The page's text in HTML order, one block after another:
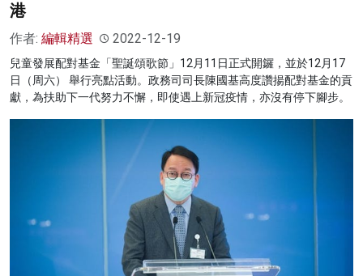
港
作者: 編輯精選 2022-12-19
兒童發展配對基金「聖誕頌歌節」12月11日正式開鑼，並於12月17
日（周六） 舉行亮點活動。政務司司長陳國基高度讚揚配對基金的貢
獻，為扶助下一代努力不懈，即使遇上新冠疫情，亦沒有停下腳步。